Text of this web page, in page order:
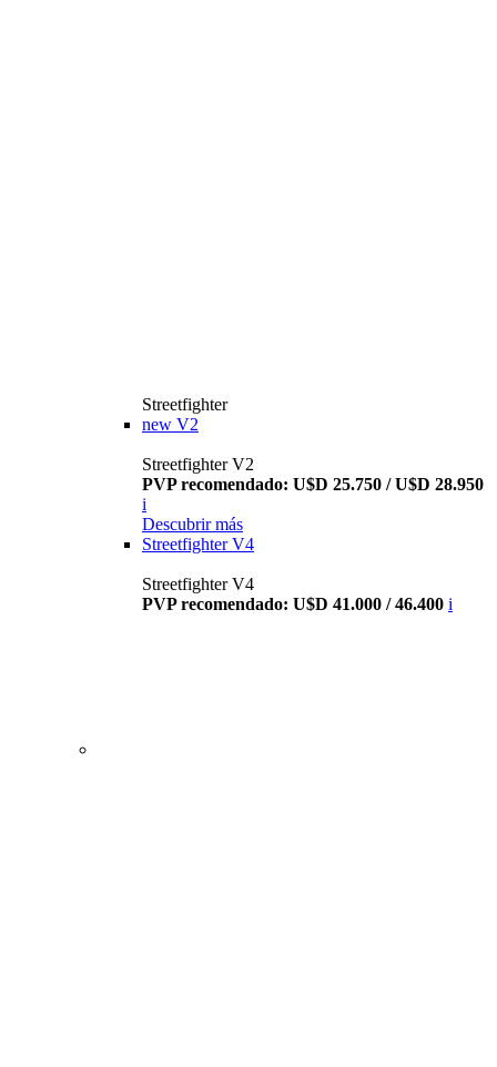
Streetfighter
new V2
Streetfighter V2
PVP recomendado: U$D 25.750 / U$D 28.950
i
Descubrir más
Streetfighter V4
Streetfighter V4
PVP recomendado: U$D 41.000 / 46.400 i